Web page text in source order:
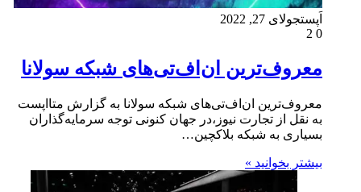
اَپستجولای 27, 2022
0
معروف‌ترین ان‌اف‌تی‌های شبکه سولانا
معروف‌ترین ان‌اف‌تی‌های شبکه سولانا به گزارش متااپست
به نقل از تجارت نیوز،در جهان کنونی توجه سرمایه‌گذاران
بسیاری به شبکه بلاکچین…
بیشتر بخوانید »